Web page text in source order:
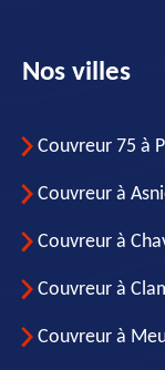
Nos villes
Couvreur 75 à
Couvreur à
Couvreur à
Couvreur à
Couvreur à